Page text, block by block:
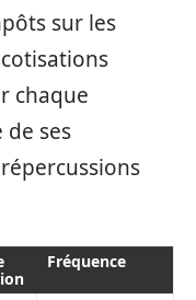
sur les
chaque
de ses
Fréquence